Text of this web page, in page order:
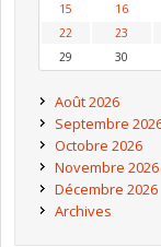
15
16
22
23
29
30
Août 2026
Septembre
Octobre 2026
Novembre 2026
Décembre 2026
Archives